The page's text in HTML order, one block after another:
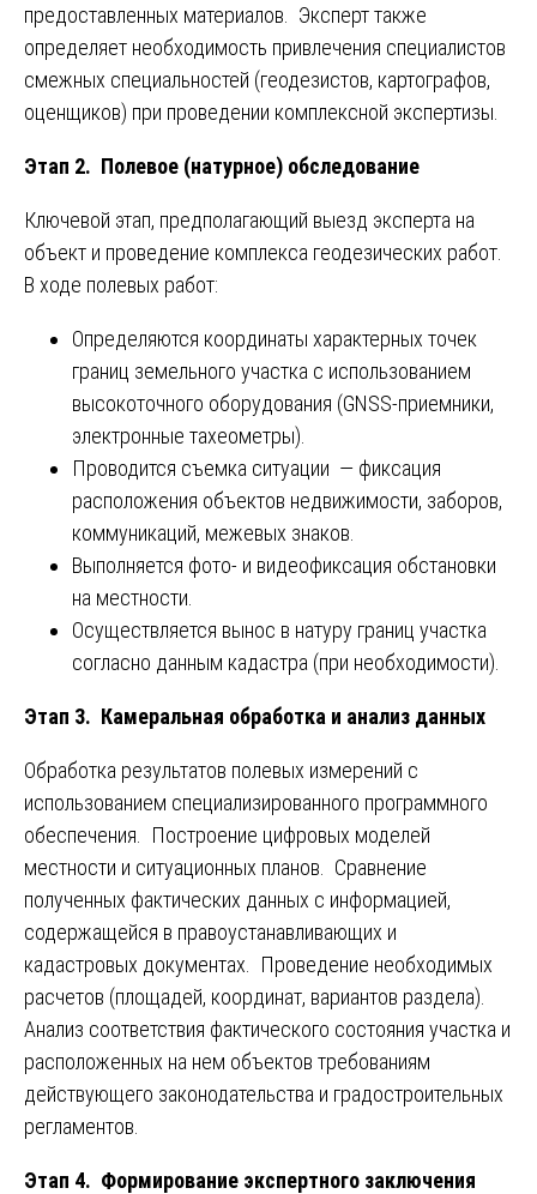
предоставленных материалов. Эксперт также
определяет необходимость привлечения специалистов
смежных специальностей (геодезистов, картографов,
оценщиков) при проведении комплексной экспертизы.
Этап 2. Полевое (натурное) обследование
Ключевой этап, предполагающий выезд эксперта на
объект и проведение комплекса геодезических работ.
В ходе полевых работ:
Определяются координаты характерных точек
границ земельного участка с использованием
высокоточного оборудования (GNSS-приемники,
электронные тахеометры).
Проводится съемка ситуации — фиксация
расположения объектов недвижимости, заборов,
коммуникаций, межевых знаков.
Выполняется фото- и видеофиксация обстановки
на местности.
Осуществляется вынос в натуру границ участка
согласно данным кадастра (при необходимости).
Этап 3. Камеральная обработка и анализ данных
Обработка результатов полевых измерений с
использованием специализированного программного
обеспечения. Построение цифровых моделей
местности и ситуационных планов. Сравнение
полученных фактических данных с информацией,
содержащейся в правоустанавливающих и
кадастровых документах. Проведение необходимых
расчетов (площадей, координат, вариантов раздела).
Анализ соответствия фактического состояния участка и
расположенных на нем объектов требованиям
действующего законодательства и градостроительных
регламентов.
Этап 4. Формирование экспертного заключения